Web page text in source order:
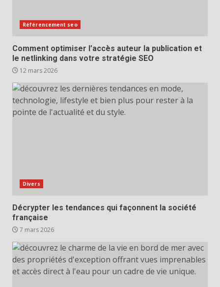
Référencement seo
Comment optimiser l’accès auteur la publication et
le netlinking dans votre stratégie SEO
12 mars 2026
Divers
Décrypter les tendances qui façonnent la société
française
7 mars 2026